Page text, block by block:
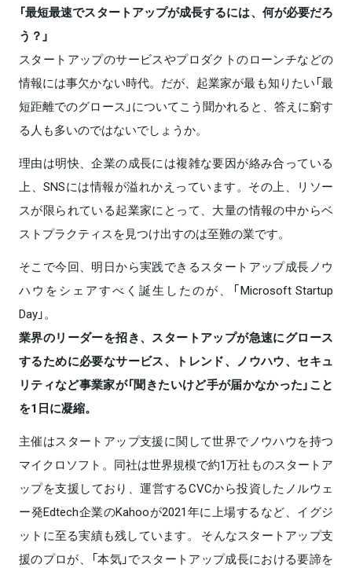
「最短最速でスタートアップが成長するには、何が必要だろ
う？」
スタートアップのサービスやプロダクトのローンチなどの
情報には事欠かない時代。だが、起業家が最も知りたい「最
短距離でのグロース」についてこう聞かれると、答えに窮す
る人も多いのではないでしょうか。
理由は明快、企業の成長には複雑な要因が絡み合っている
上、SNSには情報が溢れかえっています。その上、リソー
スが限られている起業家にとって、大量の情報の中からベ
ストプラクティスを見つけ出すのは至難の業です。
そこで今回、明日から実践できるスタートアップ成長ノウ
ハウをシェアすべく誕生したのが、「Microsoft Startup
Day」。
業界のリーダーを招き、スタートアップが急速にグロース
するために必要なサービス、トレンド、ノウハウ、セキュ
リティなど事業家が「聞きたいけど手が届かなかった」こと
を1日に凝縮。
主催はスタートアップ支援に関して世界でノウハウを持つ
マイクロソフト。同社は世界規模で約1万社ものスタートア
ップを支援しており、運営するCVCから投資したノルウェ
ー発Edtech企業のKahooが2021年に上場するなど、イグジ
ットに至る実績も残しています。 そんなスタートアップ支
援のプロが、「本気」でスタートアップ成長における要諦を